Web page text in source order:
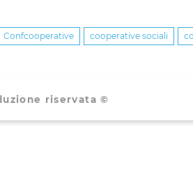
Confcooperative cooperative sociali
riservata ©